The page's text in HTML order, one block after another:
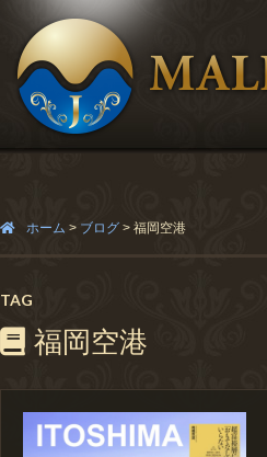
ホーム > ブログ > 福岡空港
TAG
福岡空港